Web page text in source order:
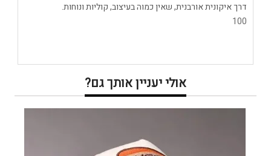
דרך איקונית אורבנית, שאין כמוה בעיצוב, קוליות ונוחות.
100
אולי יעניין אותך גם?